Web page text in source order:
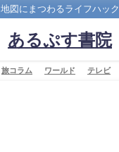
地図にまつわるライフハック
あるぷす書院
旅コラム ワールド テレビ